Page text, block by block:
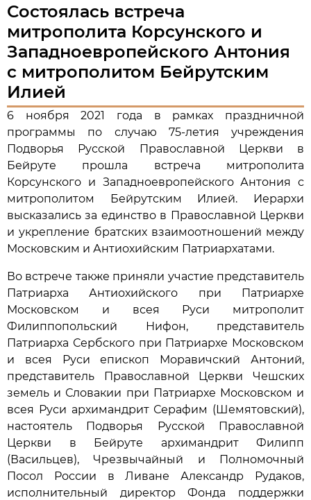
Состоялась встреча
митрополита Корсунского и
Западноевропейского Антония
с митрополитом Бейрутским
Илией
6 ноября 2021 года в рамках праздничной
программы по случаю 75-летия учреждения
Подворья Русской Православной Церкви в
Бейруте прошла встреча митрополита
Корсунского и Западноевропейского Антония с
митрополитом Бейрутским Илией. Иерархи
высказались за единство в Православной Церкви
и укрепление братских взаимоотношений между
Московским и Антиохийским Патриархатами.
Во встрече также приняли участие представитель
Патриарха Антиохийского при Патриархе
Московском и всея Руси митрополит
Филиппопольский Нифон, представитель
Патриарха Сербского при Патриархе Московском
и всея Руси епископ Моравичский Антоний,
представитель Православной Церкви Чешских
земель и Словакии при Патриархе Московском и
всея Руси архимандрит Серафим (Шемятовский),
настоятель Подворья Русской Православной
Церкви в Бейруте архимандрит Филипп
(Васильцев), Чрезвычайный и Полномочный
Посол России в Ливане Александр Рудаков,
исполнительный директор Фонда поддержки